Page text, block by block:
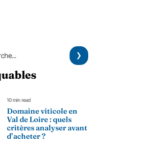
10 min read
Domaine viticole en
Val de Loire : quels
critères analyser avant
d’acheter ?